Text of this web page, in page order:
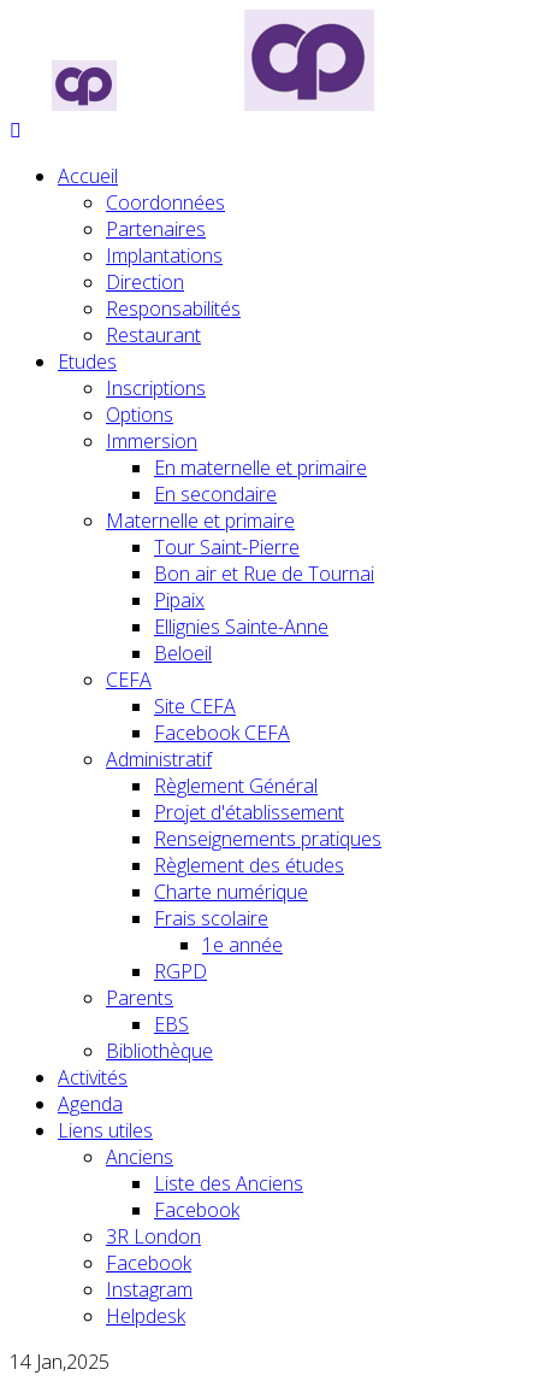
Accueil
Coordonnées
Partenaires
Implantations
Direction
Responsabilités
Restaurant
Etudes
Inscriptions
Options
Immersion
En maternelle et primaire
En secondaire
Maternelle et primaire
Tour Saint-Pierre
Bon air et Rue de Tournai
Pipaix
Ellignies Sainte-Anne
Beloeil
CEFA
Site CEFA
Facebook CEFA
Administratif
Règlement Général
Projet d'établissement
Renseignements pratiques
Règlement des études
Charte numérique
Frais scolaire
1e année
RGPD
Parents
EBS
Bibliothèque
Activités
Agenda
Liens utiles
Anciens
Liste des Anciens
Facebook
3R London
Facebook
Instagram
Helpdesk
14 Jan,2025